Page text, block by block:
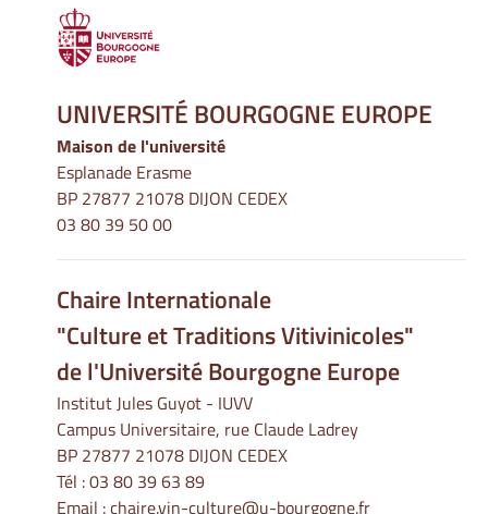
UNIVERSITÉ BOURGOGNE EUROPE
Maison de l'université
Esplanade Erasme
BP 27877 21078 DIJON CEDEX
03 80 39 50 00
Chaire Internationale
"Culture et Traditions Vitivinicoles"
de l'Université Bourgogne Europe
Institut Jules Guyot - IUVV
Campus Universitaire, rue Claude Ladrey
BP 27877 21078 DIJON CEDEX
Tél :03 80 39 63 89
Email :chaire.vin-culture@u-bourgogne.fr